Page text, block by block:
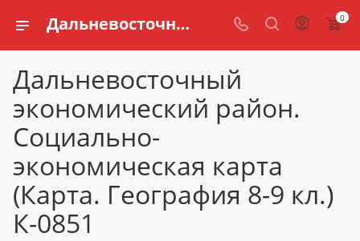
Дальневосточный экономический район. Социально-экономическая карта (Карта. География 8-9 кл.) К-0851 купить по доступной цене в интернет магазине schools.ru 0
Дальневосточный
экономический район.
Социально-
экономическая карта
(Карта. География 8-9 кл.)
К-0851